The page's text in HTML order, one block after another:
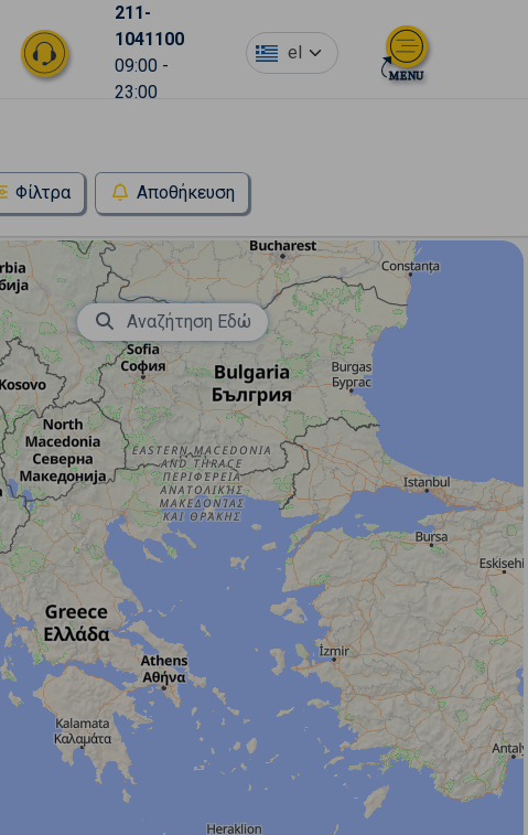
211-
1041100
09:00 -
23:00
el
Φίλτρα Αποθήκευση
Αναζήτηση Εδώ